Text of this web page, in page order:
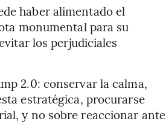
haber alimentado el
monumental para su
los perjudiciales
2.0: conservar la calma,
estratégica, procurarse
y no sobre reaccionar ante